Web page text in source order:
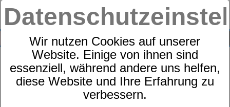
Wir nutzen Cookies auf unserer
Website. Einige von ihnen sind
essenziell, während andere uns helfen,
diese Website und Ihre Erfahrung zu
verbessern.
SUCHE
0
Rahmen
dormabell Innova R